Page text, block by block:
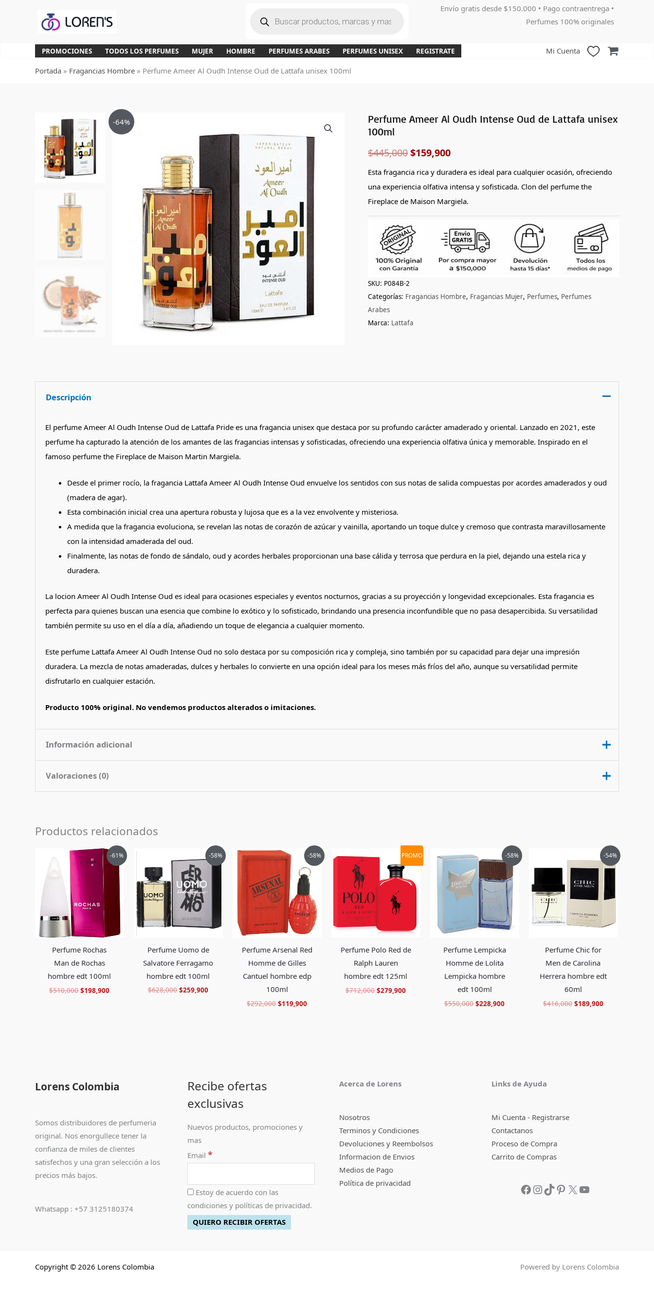
a
d
e
r
o
Envío gratis desde $150.000 • Pago contraentrega •
Perfumes 100% originales
PROMOCIONES TODOS LOS PERFUMES MUJER HOMBRE PERFUMES ARABES PERFUMES UNISEX REGISTRATE Mi Cuenta
Portada » Fragancias Hombre » Perfume Ameer Al Oudh Intense Oud de Lattafa unisex 100ml
-64%
Perfume Ameer Al Oudh Intense Oud de Lattafa unisex
100ml
$445,000
El
original
$445,000.
$159,900
El
$159,900.
Esta fragancia rica y duradera es ideal para cualquier ocasión, ofreciendo
una experiencia olfativa intensa y sofisticada. Clon del perfume the
Fireplace de Maison Margiela.
SKU: P084B-2
Categorías: Fragancias Hombre, Fragancias Mujer, Perfumes, Perfumes
Arabes
Marca: Lattafa
Descripción
El perfume Ameer Al Oudh Intense Oud de Lattafa Pride es una fragancia unisex que destaca por su profundo carácter amaderado y oriental. Lanzado en 2021, este
perfume ha capturado la atención de los amantes de las fragancias intensas y sofisticadas, ofreciendo una experiencia olfativa única y memorable. Inspirado en el
famoso perfume the Fireplace de Maison Martin Margiela.
Desde el primer rocío, la fragancia Lattafa Ameer Al Oudh Intense Oud envuelve los sentidos con sus notas de salida compuestas por acordes amaderados y oud
(madera de agar).
Esta combinación inicial crea una apertura robusta y lujosa que es a la vez envolvente y misteriosa.
A medida que la fragancia evoluciona, se revelan las notas de corazón de azúcar y vainilla, aportando un toque dulce y cremoso que contrasta maravillosamente
con la intensidad amaderada del oud.
Finalmente, las notas de fondo de sándalo, oud y acordes herbales proporcionan una base cálida y terrosa que perdura en la piel, dejando una estela rica y
duradera.
La locion Ameer Al Oudh Intense Oud es ideal para ocasiones especiales y eventos nocturnos, gracias a su proyección y longevidad excepcionales. Esta fragancia es
perfecta para quienes buscan una esencia que combine lo exótico y lo sofisticado, brindando una presencia inconfundible que no pasa desapercibida. Su versatilidad
también permite su uso en el día a día, añadiendo un toque de elegancia a cualquier momento.
Este perfume Lattafa Ameer Al Oudh Intense Oud no solo destaca por su composición rica y compleja, sino también por su capacidad para dejar una impresión
duradera. La mezcla de notas amaderadas, dulces y herbales lo convierte en una opción ideal para los meses más fríos del año, aunque su versatilidad permite
disfrutarlo en cualquier estación.
Producto 100% original. No vendemos productos alterados o imitaciones.
Información adicional
Contenido
Pais de Origen Emiratos Arabes Unidos
Tipo de Perfume Eau de Parfum (edp)
Valoraciones (0)
Sé el primero en valorar “Perfume Ameer Al Oudh Intense Oud de Lattafa unisex 100ml”
Debesacceder para publicar una valoración.
Productos relacionados
-61%
Perfume Rochas
Man de Rochas
hombre edt 100ml
$510,000
El
precio
original
$510,000.
$198,900
El
precio
actual
$198,900.
-58%
Perfume Uomo de
Salvatore Ferragamo
hombre edt 100ml
$628,000
precio
original
era:
$628,000.
$259,900
El
precio
actual
-58%
Perfume Arsenal Red
Homme de Gilles
Cantuel hombre edp
100ml
$292,000
El
precio
original
era:
$292,000.
$119,900
El
precio
actual
es:
$119,900.
PROMO
Perfume Polo Red de
Ralph Lauren
hombre edt 125ml
$712,000
precio
original
era:
$712,000.
$279,900
El
precio
actual
es:
$279,900.
-58%
Perfume Lempicka
Homme de Lolita
Lempicka hombre
edt 100ml
$550,000
precio
original
era:
$550,000.
$228,900
El
precio
actual
es:
$228,900.
-54%
Perfume Chic for
Men de Carolina
Herrera hombre edt
60ml
$416,000
precio
original
$416,000.
$189,900
El
precio
actual
es:
Lorens Colombia
Somos distribuidores de perfumeria
original. Nos enorgullece tener la
confianza de miles de clientes
satisfechos y una gran selección a los
precios más bajos.
Whatsapp : +57 3125180374
Recibe ofertas
exclusivas
Nuevos productos, promociones y
mas
Email *
Estoy de acuerdo con las
condiciones y políticas de privacidad.
Acerca de Lorens
Nosotros
Terminos y Condiciones
Devoluciones y Reembolsos
Informacion de Envios
Medios de Pago
Política de privacidad
Links de Ayuda
Mi Cuenta - Registrarse
Contactanos
Proceso de Compra
Carrito de Compras
Copyright © 2026 Lorens Colombia Powered by Lorens Colombia